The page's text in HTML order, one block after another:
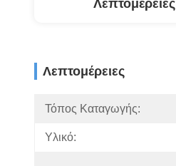
Λεπτομέρειες
Λεπτομέρειες
Τόπος Καταγωγής:
Υλικό: